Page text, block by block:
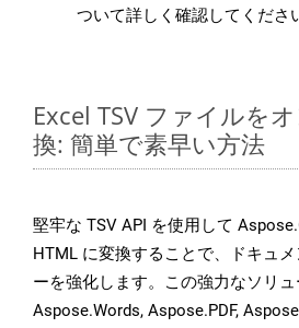
ついて詳しく確認してくださ
Excel TSV ファイルを
換: 簡単で素早い方法
堅牢な TSV API を使用して
HTML に変換することで、ドキュ
ーを強化します。この強力なソリュ
Aspose.Words, Aspose.PDF,